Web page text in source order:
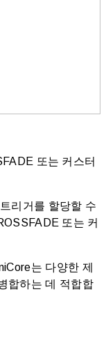
또는 커스터
리거를 할당할 수
또는 커
는 다양한 제
합하는 데 적합합